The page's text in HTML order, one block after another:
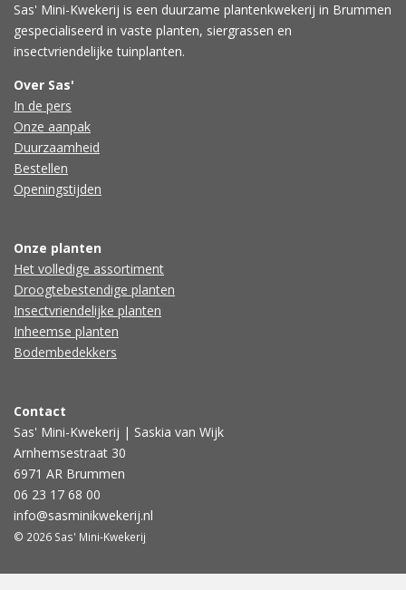
Sas' Mini-Kwekerij is een duurzame plantenkwekerij in Brummen
gespecialiseerd in vaste planten, siergrassen en
insectvriendelijke tuinplanten.
Over Sas'
In de pers
Onze aanpak
Duurzaamheid
Bestellen
Openingstijden
Onze planten
Het volledige assortiment
Droogtebestendige planten
Insectvriendelijke planten
Inheemse planten
Bodembedekkers
Contact
Sas' Mini-Kwekerij | Saskia van Wijk
Arnhemsestraat 30
6971 AR Brummen
06 23 17 68 00
info@sasminikwekerij.nl
© 2026 Sas' Mini-Kwekerij